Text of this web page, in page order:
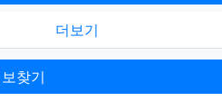
더보기
찾기